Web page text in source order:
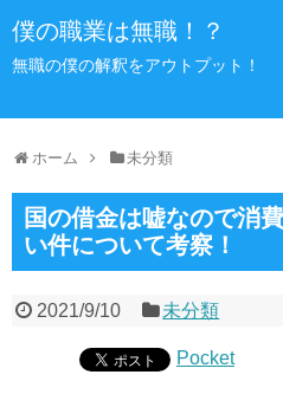
僕の職業は無職！？
無職の僕の解釈をアウトプット！
ホーム 未分類
国の借金は嘘なので消
い件について考察！
2021/9/10 未分類
Pocket